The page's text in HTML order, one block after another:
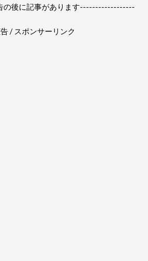
後に記事があります------------------
/ スポンサーリンク